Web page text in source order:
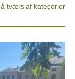
tværs af kategorier